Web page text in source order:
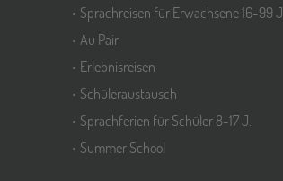
Sprachreisen für Erwachsene 16-99 J.
Au Pair
Erlebnisreisen
Schüleraustausch
Sprachferien für Schüler 8-17 J.
Summer School